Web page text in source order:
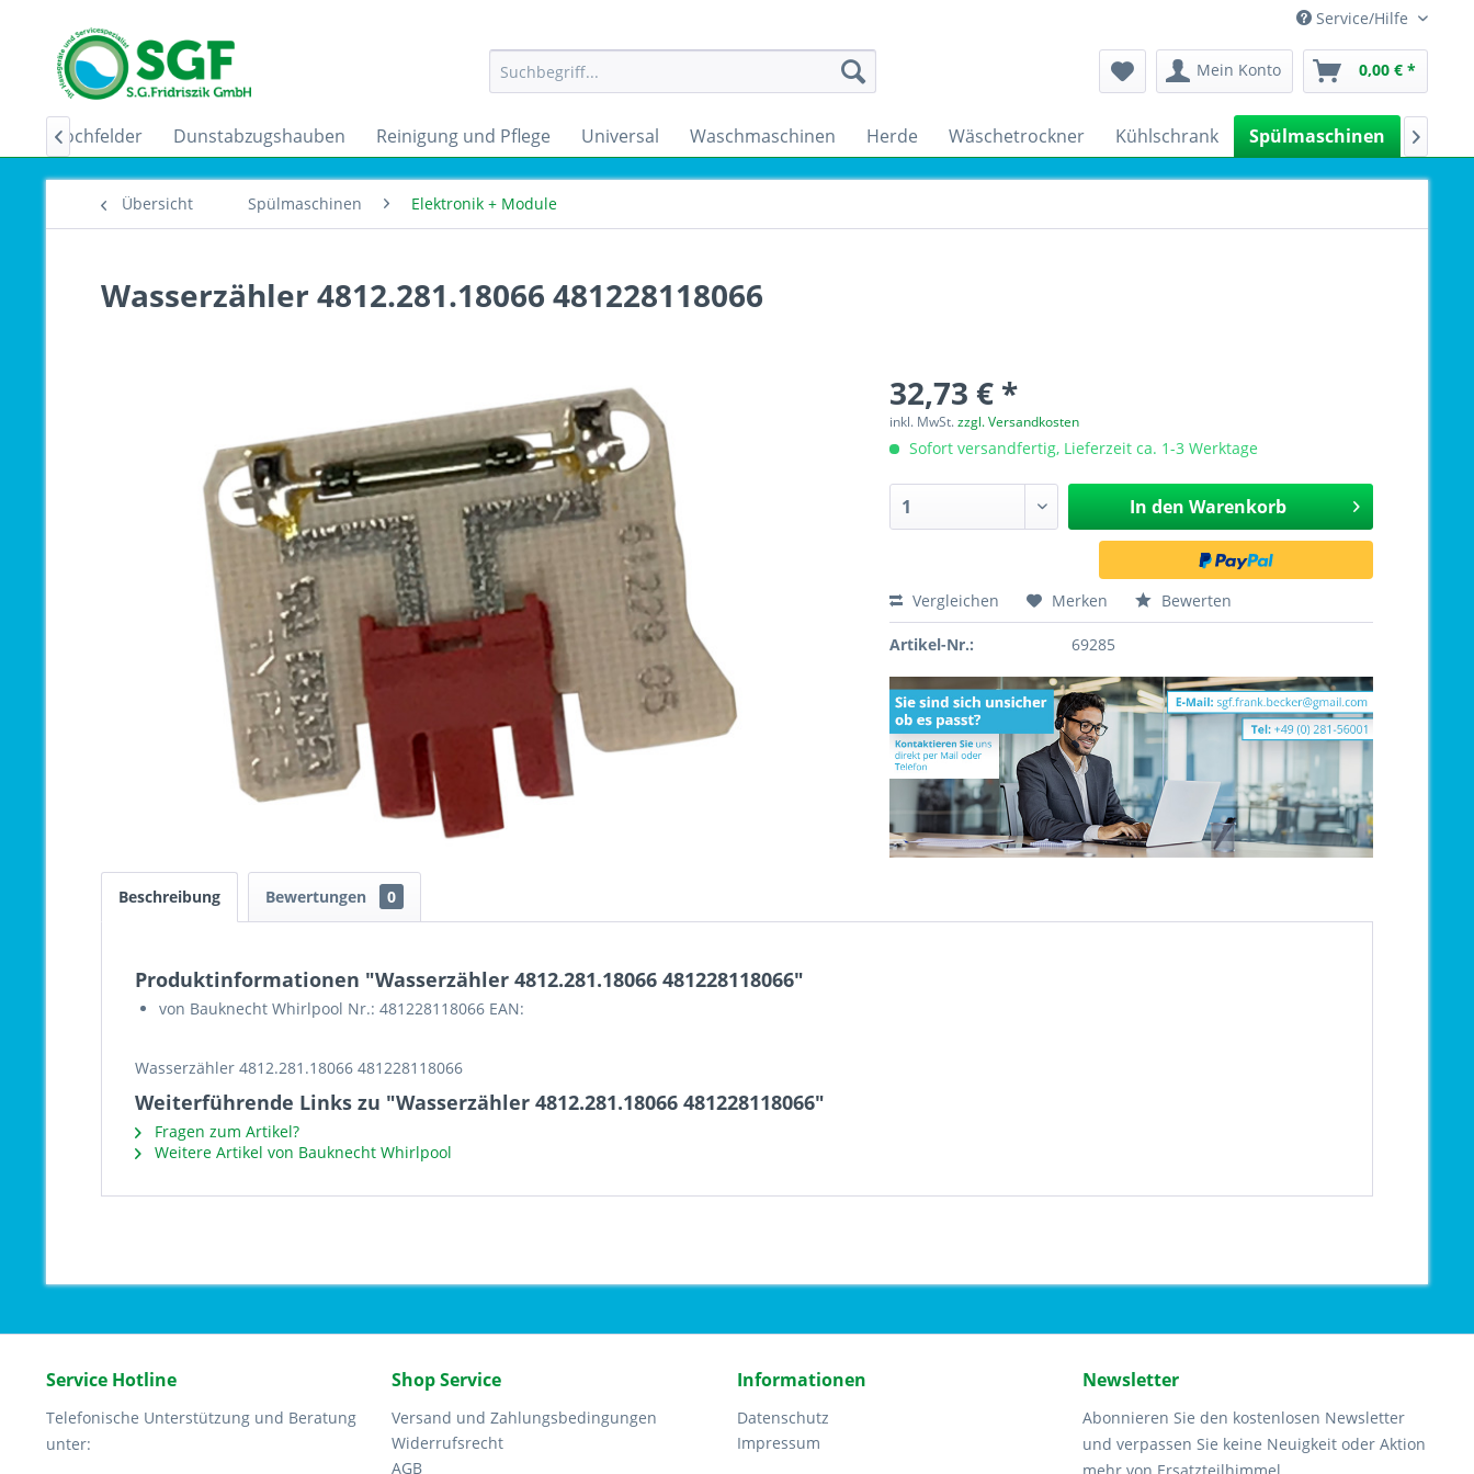
Service/Hilfe
Mein Konto 0,00 € *
Dunstabzugshauben Reinigung und Pflege Universal Waschmaschinen Herde Wäschetrockner Kühlschrank Spülmaschinen
 
Übersicht Spülmaschinen Elektronik + Module
Wasserzähler 4812.281.18066 481228118066
32,73 € *
inkl. MwSt.zzgl. Versandkosten
Sofort versandfertig, Lieferzeit ca. 1-3 Werktage
In den Warenkorb
Vergleichen Merken Bewerten
Artikel-Nr.: 69285
Beschreibung Bewertungen 0
Produktinformationen "Wasserzähler 4812.281.18066 481228118066"
von Bauknecht Whirlpool Nr.: 481228118066 EAN:
Wasserzähler 4812.281.18066 481228118066
Weiterführende Links zu "Wasserzähler 4812.281.18066 481228118066"
Fragen zum Artikel?
Weitere Artikel von Bauknecht Whirlpool
Service Hotline
Telefonische Unterstützung und Beratung
unter:
Shop Service
Versand und Zahlungsbedingungen
Widerrufsrecht
AGB
Informationen
Datenschutz
Impressum
Newsletter
Abonnieren Sie den kostenlosen Newsletter
und verpassen Sie keine Neuigkeit oder Aktion